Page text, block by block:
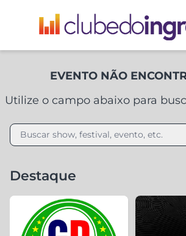
EVENTO NÃO
Utilize o campo abaixo para
Buscar show, festival, evento, etc.
Destaque